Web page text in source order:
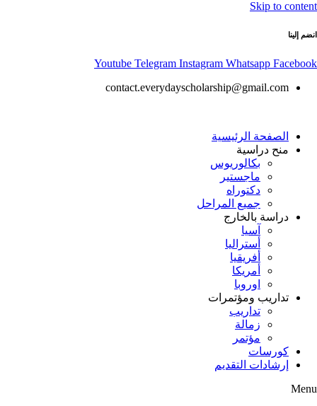
Skip to content
انضم إلينا
Youtube Telegram Instagram Whatsapp Facebook
contact.everydayscholarship@gmail.com
الصفحة الرئيسية
منح دراسية
بكالوريوس
ماجستير
دكتوراه
جميع المراحل
دراسة بالخارج
آسيا
أستراليا
أفريقيا
أمريكا
اوروبا
تداريب ومؤتمرات
تداريب
زمالة
مؤتمر
كورسات
إرشادات التقديم
Menu